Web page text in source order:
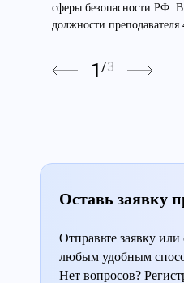
сферы безопасности РФ. В
должности преподавателя
1 /3
Оставь заявку
Отправьте заявку
любым удобным
Нет вопросов?